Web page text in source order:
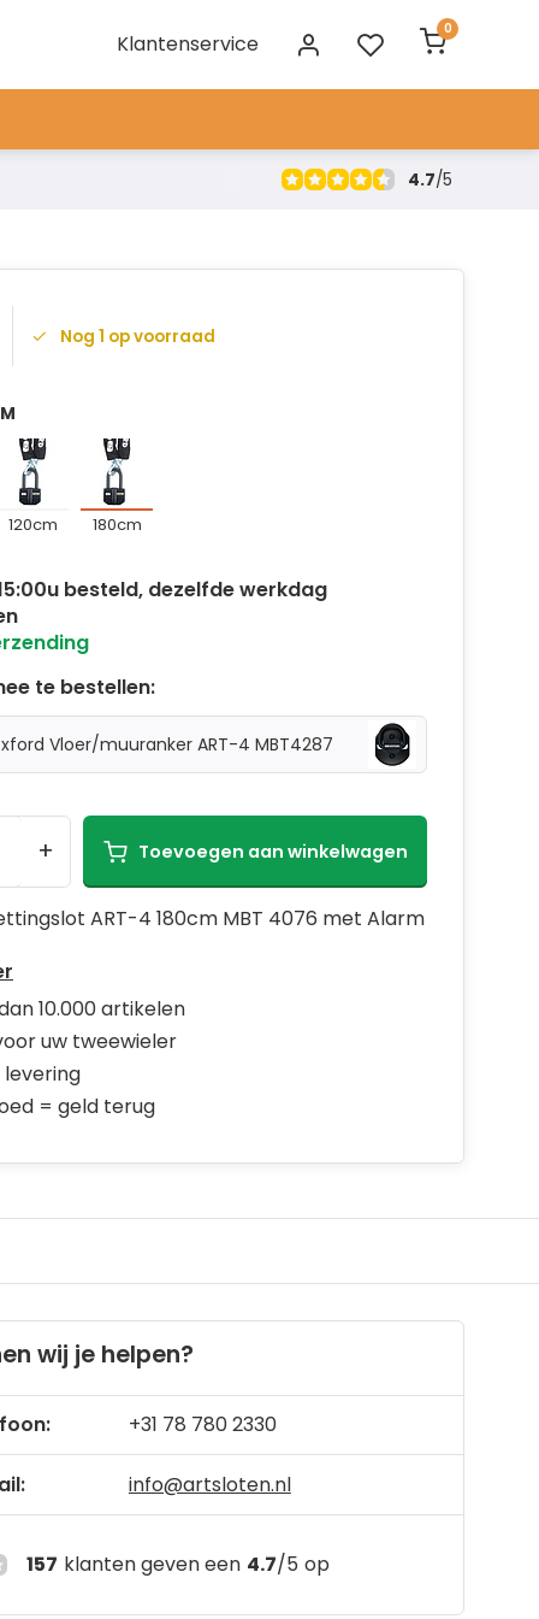
Klantenservice
0
4.7/5
Nog 1 op voorraad
120cm 180cm
besteld, dezelfde werkdag
te bestellen:
Vloer/muuranker ART-4 MBT4287
+ Toevoegen aan winkelwagen
ART-4 180cm MBT 4076 met Alarm
10.000 artikelen
uw tweewieler
levering
= geld terug
wij je helpen?
+31 78 780 2330
info@artsloten.nl
157 klanten geven een 4.7/5 op